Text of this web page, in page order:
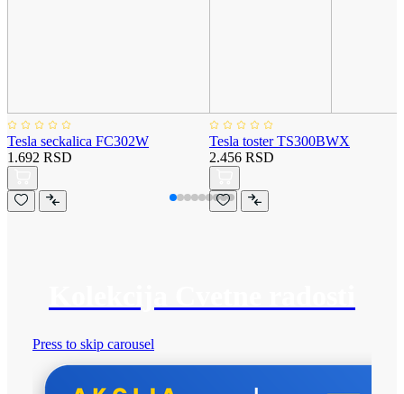
Tesla seckalica FC302W
1.692 RSD
Tesla toster TS300BWX
2.456 RSD
Press to skip carousel